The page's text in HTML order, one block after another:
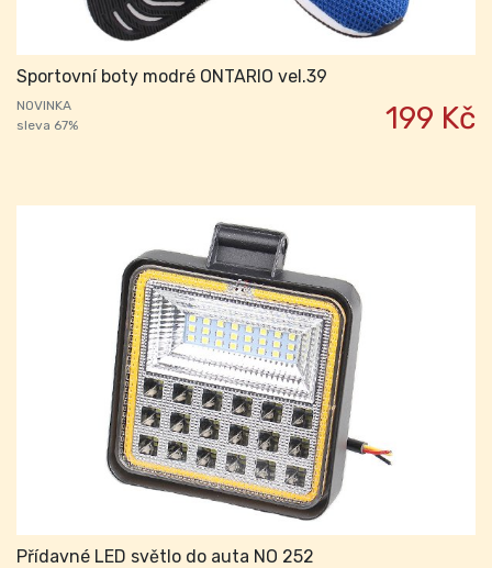
Sportovní boty modré ONTARIO vel.39
NOVINKA
sleva 67%
199 Kč
Přídavné LED světlo do auta NO 252